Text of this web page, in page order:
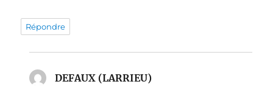
Répondre
DEFAUX (LARRIEU)